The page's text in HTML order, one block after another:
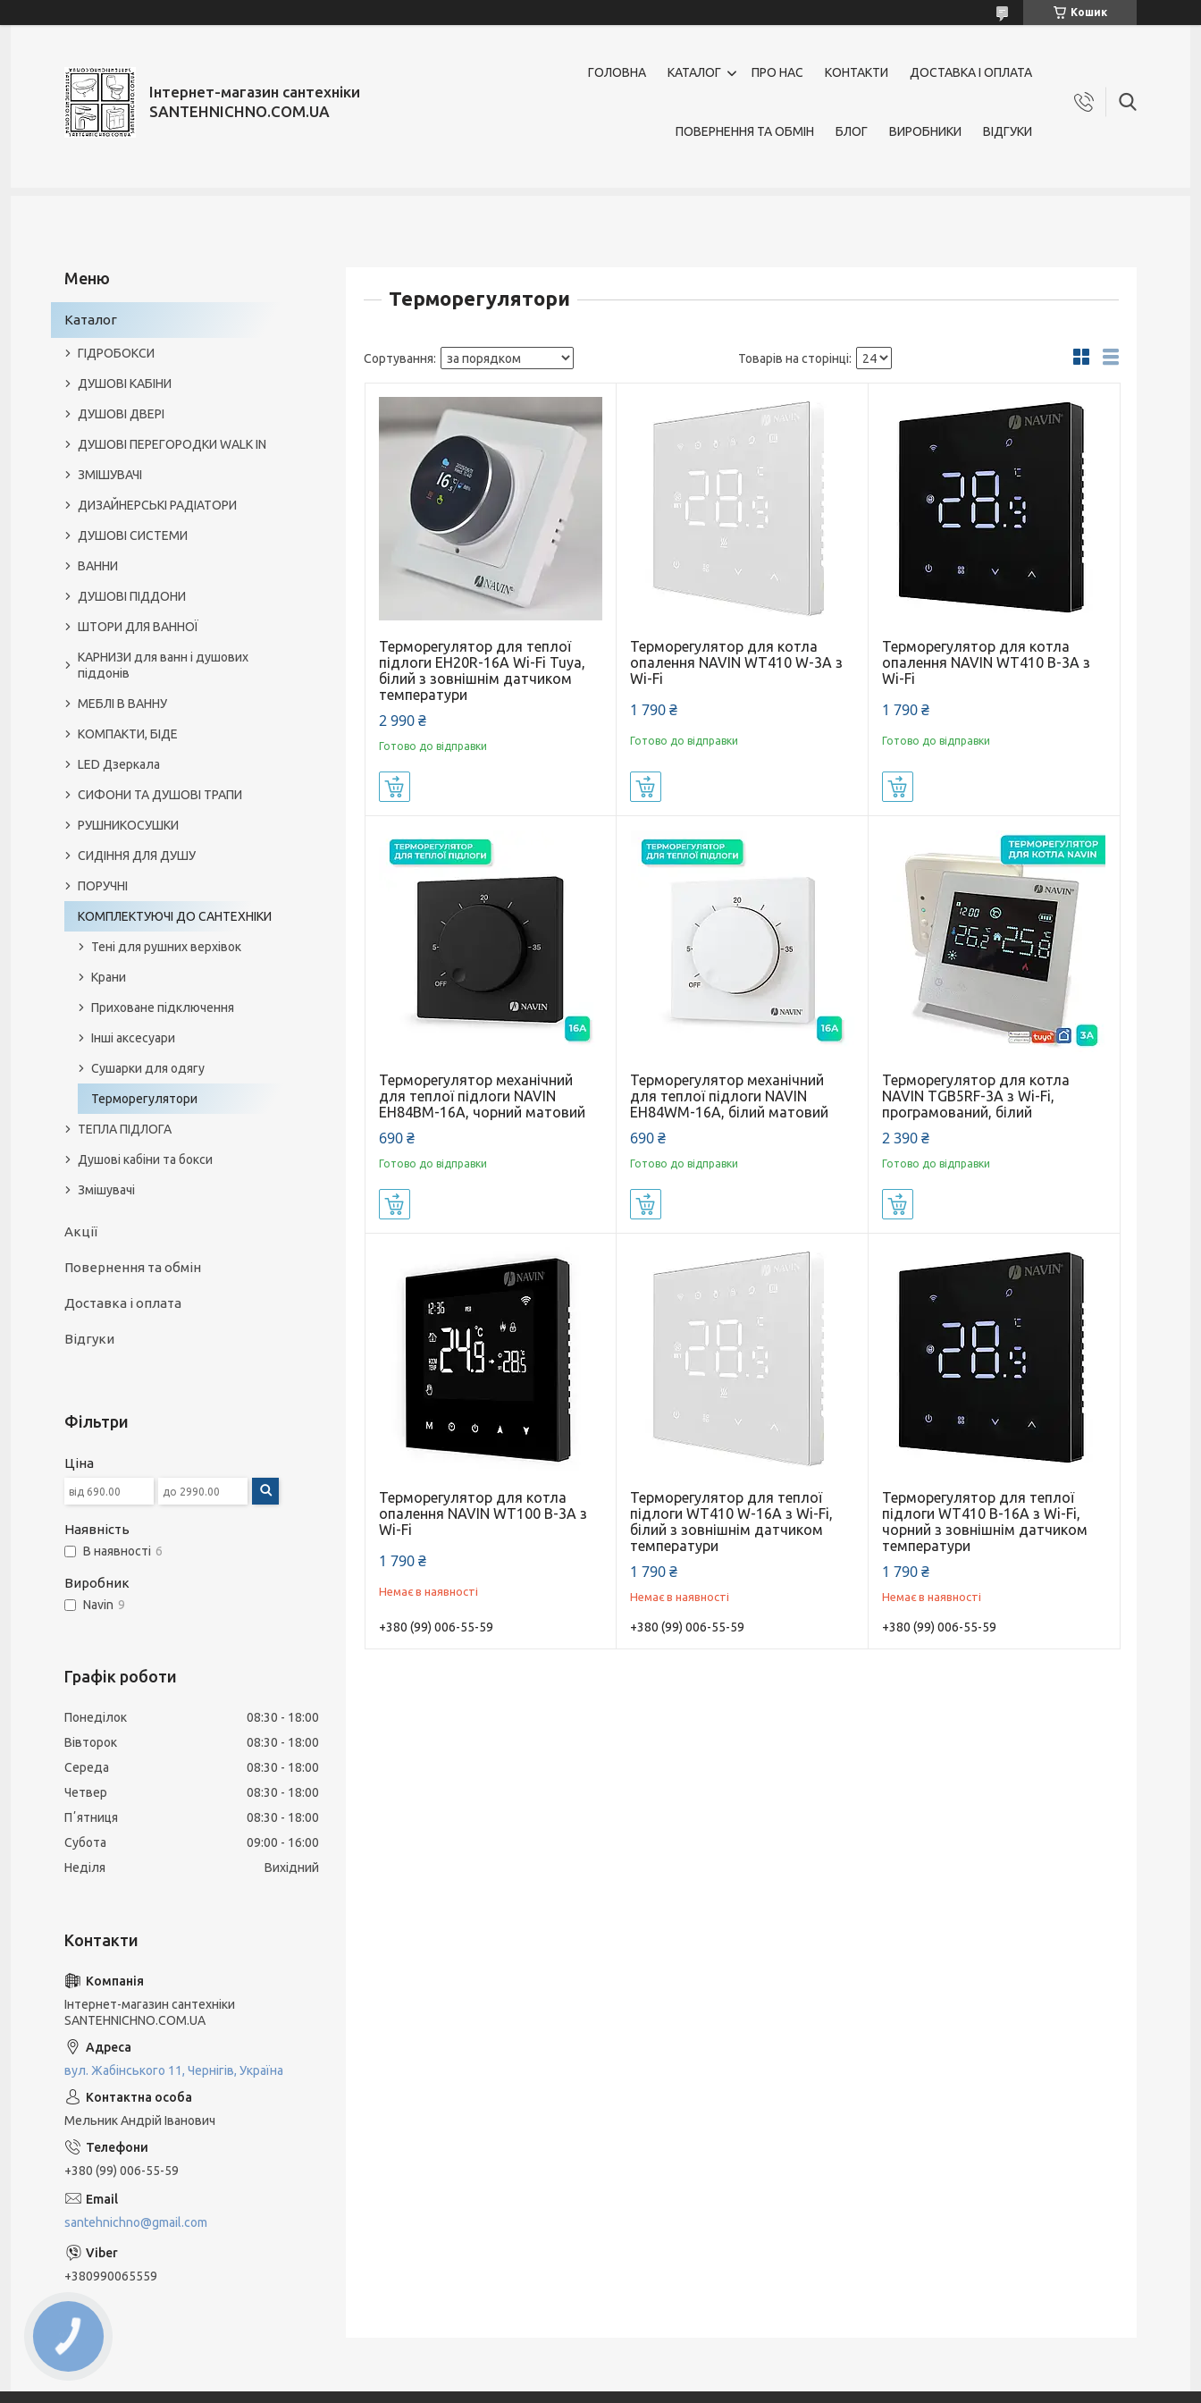
Кошик
Інтернет-магазин сантехніки
SANTEHNICHNO.COM.UA
ГОЛОВНА КАТАЛОГ ПРО НАС КОНТАКТИ ДОСТАВКА І ОПЛАТА
ПОВЕРНЕННЯ ТА ОБМІН БЛОГ ВИРОБНИКИ ВІДГУКИ
Терморегулятори
Терморегулятор для теплої
підлоги EH20R-16A Wi-Fi Tuya,
білий з зовнішнім датчиком
температури
2 990 ₴
Готово до відправки
Терморегулятор для котла
опалення NAVIN WT410 W-3А з
Wi-Fi
1 790 ₴
Готово до відправки
Терморегулятор для котла
опалення NAVIN WT410 B-3А з
Wi-Fi
1 790 ₴
Готово до відправки
Терморегулятор механічний
для теплої підлоги NAVIN
EH84BM-16A, чорний матовий
690 ₴
Готово до відправки
Терморегулятор механічний
для теплої підлоги NAVIN
EH84WM-16A, білий матовий
690 ₴
Готово до відправки
Терморегулятор для котла
NAVIN TGB5RF-3A з Wi-Fi,
програмований, білий
2 390 ₴
Готово до відправки
Терморегулятор для котла
опалення NAVIN WT100 B-3А з
Wi-Fi
1 790 ₴
Немає в наявності
+380 (99) 006-55-59
Терморегулятор для теплої
підлоги WT410 W-16A з Wi-Fi,
білий з зовнішнім датчиком
температури
1 790 ₴
Немає в наявності
+380 (99) 006-55-59
Терморегулятор для теплої
підлоги WT410 B-16A з Wi-Fi,
чорний з зовнішнім датчиком
температури
1 790 ₴
Немає в наявності
+380 (99) 006-55-59
Каталог
ГІДРОБОКСИ
ДУШОВІ КАБІНИ
ДУШОВІ ДВЕРІ
ДУШОВІ ПЕРЕГОРОДКИ WALK IN
ЗМІШУВАЧІ
ДИЗАЙНЕРСЬКІ РАДІАТОРИ
ДУШОВІ СИСТЕМИ
ВАННИ
ДУШОВІ ПІДДОНИ
ШТОРИ ДЛЯ ВАННОЇ
КАРНИЗИ для ванн і душових
піддонів
МЕБЛІ В ВАННУ
КОМПАКТИ, БІДЕ
LED Дзеркала
СИФОНИ ТА ДУШОВІ ТРАПИ
РУШНИКОСУШКИ
СИДІННЯ ДЛЯ ДУШУ
ПОРУЧНІ
КОМПЛЕКТУЮЧІ ДО САНТЕХНІКИ
Тені для рушних верхівок
Крани
Приховане підключення
Інші аксесуари
Сушарки для одягу
Терморегулятори
ТЕПЛА ПІДЛОГА
Душові кабіни та бокси
Змішувачі
Акції
Повернення та обмін
Доставка і оплата
Відгуки
Фільтри
Ціна
Наявність
В наявності 6
Виробник
Navin 9
Графік роботи
Понеділок 08:30
18:00
Вівторок
08:30
18:00
Середа
08:30
18:00
Четвер
08:30
18:00
Пʼятниця
08:30
18:00
Субота
09:00
16:00
Неділя
Вихідний
Інтернет-магазин сантехніки
SANTEHNICHNO.COM.UA
вул. Жабінського 11, Чернігів, Україна
Мельник Андрій Іванович
+380 (99) 006-55-59
santehnichno@gmail.com
+380990065559
КНОПКА
ЗВ'ЯЗКУ